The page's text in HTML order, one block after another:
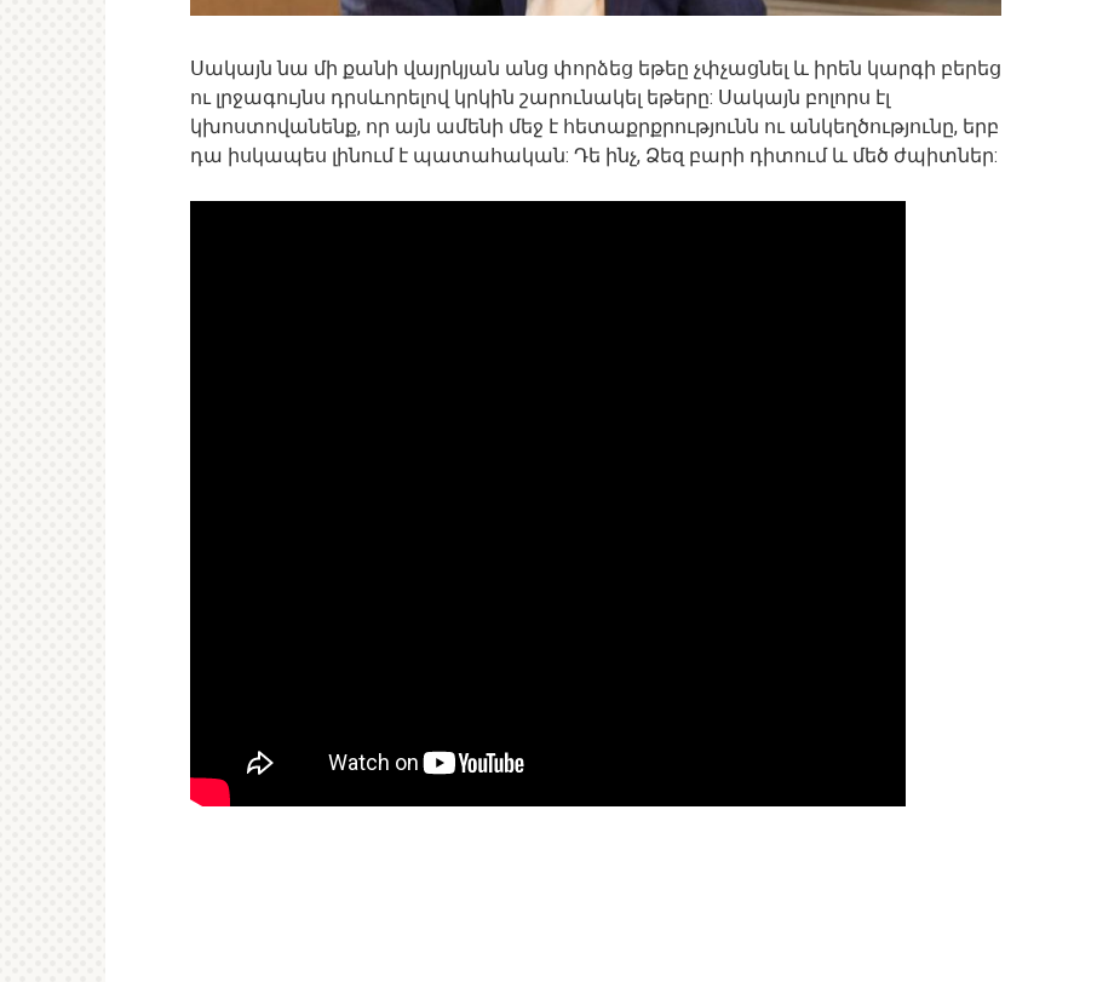
Սակայն նա մի քանի վայրկյան անց փորձեց եթեը չփչացնել և իրեն կարգի բերեց
ու լրջագույնս դրսևորելով կրկին շարունակել եթերը: Սակայն բոլորս էլ
կխոստովանենք, որ այն ամենի մեջ է հետաքրքրությունն ու անկեղծությունը, երբ
դա իսկապես լինում է պատահական: Դե ինչ, Ձեզ բարի դիտում և մեծ ժպիտներ: